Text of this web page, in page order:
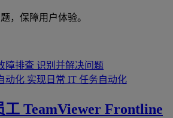
，保障用户体验。
障排查 识别并解决问题
动化 实现日常 IT 任务自动化
工 TeamViewer Frontline